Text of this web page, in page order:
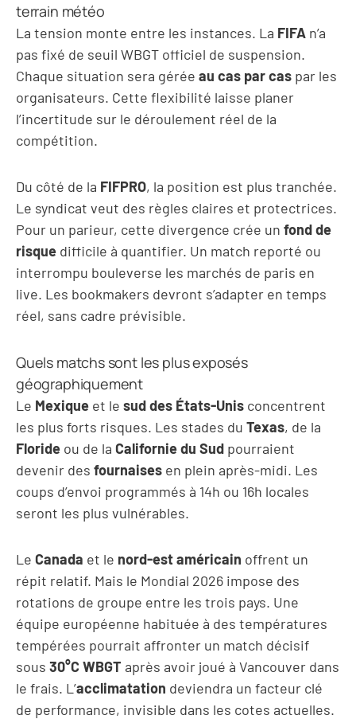
terrain météo
La tension monte entre les instances. La FIFA n’a
pas fixé de seuil WBGT officiel de suspension.
Chaque situation sera gérée au cas par cas par les
organisateurs. Cette flexibilité laisse planer
l’incertitude sur le déroulement réel de la
compétition.
Du côté de la FIFPRO, la position est plus tranchée.
Le syndicat veut des règles claires et protectrices.
Pour un parieur, cette divergence crée un fond de
risque difficile à quantifier. Un match reporté ou
interrompu bouleverse les marchés de paris en
live. Les bookmakers devront s’adapter en temps
réel, sans cadre prévisible.
Quels matchs sont les plus exposés
géographiquement
Le Mexique et le sud des États-Unis concentrent
les plus forts risques. Les stades du Texas, de la
Floride ou de la Californie du Sud pourraient
devenir des fournaises en plein après-midi. Les
coups d’envoi programmés à 14h ou 16h locales
seront les plus vulnérables.
Le Canada et le nord-est américain offrent un
répit relatif. Mais le Mondial 2026 impose des
rotations de groupe entre les trois pays. Une
équipe européenne habituée à des températures
tempérées pourrait affronter un match décisif
sous 30°C WBGT après avoir joué à Vancouver dans
le frais. L’acclimatation deviendra un facteur clé
de performance, invisible dans les cotes actuelles.